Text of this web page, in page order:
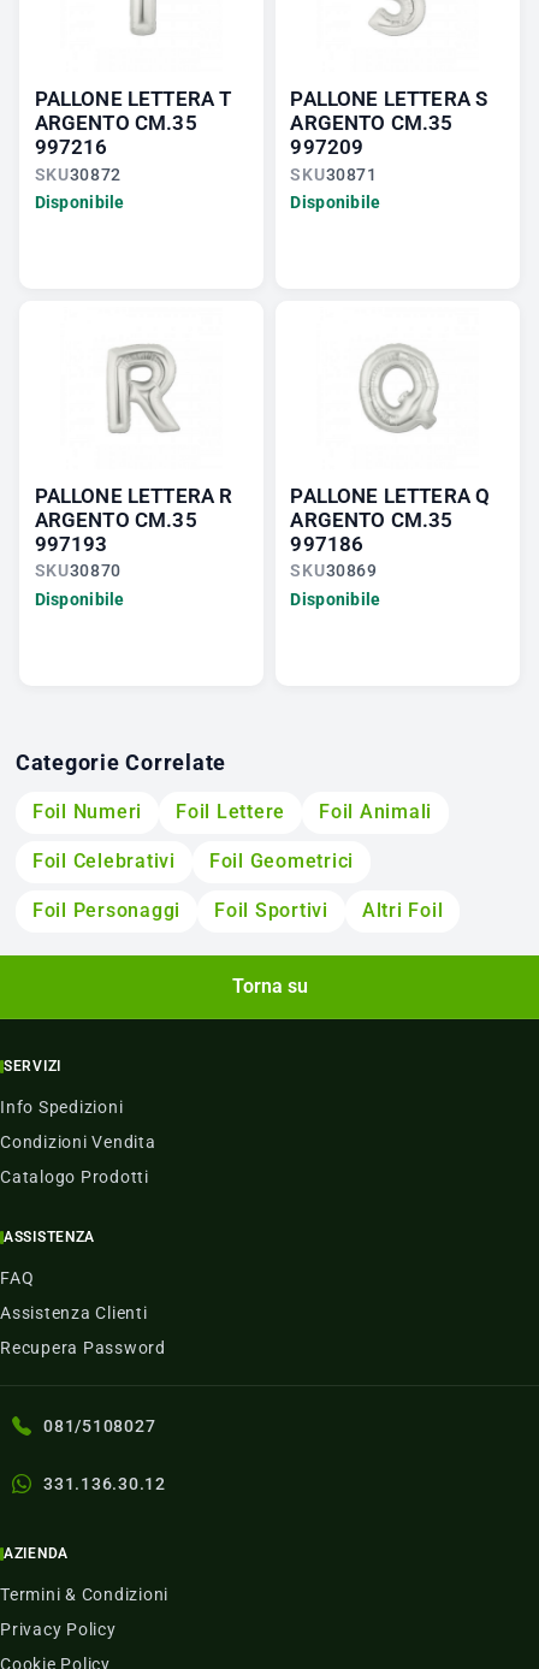
PALLONE LETTERA T
ARGENTO CM.35
997216
SKU30872
Disponibile
PALLONE LETTERA S
ARGENTO CM.35
997209
SKU30871
Disponibile
PALLONE LETTERA R
ARGENTO CM.35
997193
SKU30870
Disponibile
PALLONE LETTERA Q
ARGENTO CM.35
997186
SKU30869
Disponibile
Categorie Correlate
Foil Numeri Foil Lettere Foil Animali
Foil Celebrativi Foil Geometrici
Foil Personaggi Foil Sportivi Altri Foil
Torna su
SERVIZI
Info Spedizioni
Condizioni Vendita
Catalogo Prodotti
ASSISTENZA
FAQ
Assistenza Clienti
Recupera Password
081/5108027
331.136.30.12
AZIENDA
Termini & Condizioni
Privacy Policy
Cookie Policy